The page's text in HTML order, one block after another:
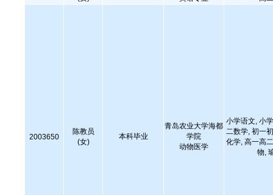
2003650
陈教员
(女)
本科毕业
青岛农业大学海都
学院
动物医学
小学语文, 小
二数学, 初一
化学, 高一高
物,